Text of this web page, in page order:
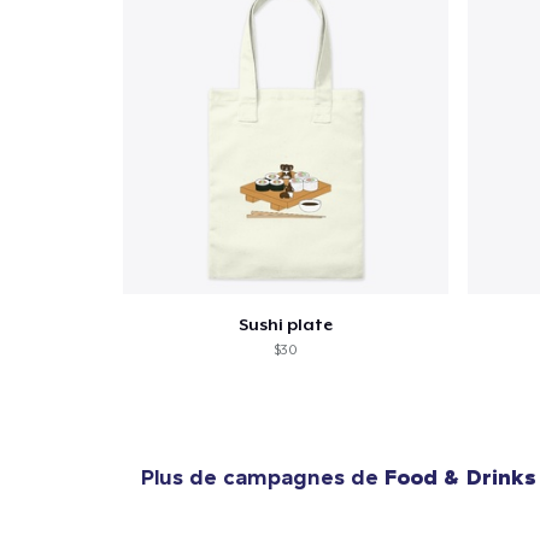
Sushi plate
$30
Plus de campagnes de Food & Drinks